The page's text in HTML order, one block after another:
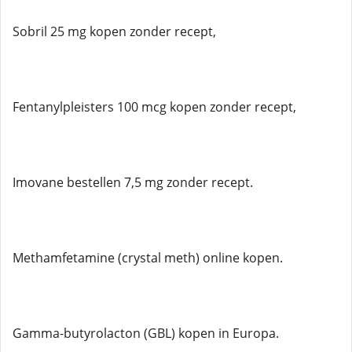
Sobril 25 mg kopen zonder recept,
Fentanylpleisters 100 mcg kopen zonder recept,
Imovane bestellen 7,5 mg zonder recept.
Methamfetamine (crystal meth) online kopen.
Gamma-butyrolacton (GBL) kopen in Europa.